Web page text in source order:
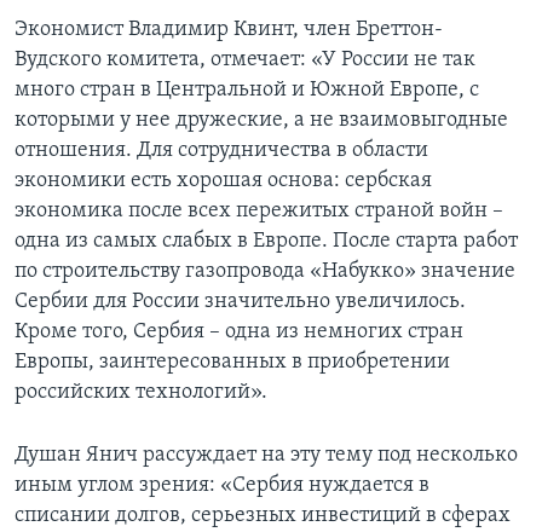
Экономист Владимир Квинт, член Бреттон-
Вудского комитета, отмечает: «У России не так
много стран в Центральной и Южной Европе, с
которыми у нее дружеские, а не взаимовыгодные
отношения. Для сотрудничества в области
экономики есть хорошая основа: сербская
экономика после всех пережитых страной войн –
одна из самых слабых в Европе. После старта работ
по строительству газопровода «Набукко» значение
Сербии для России значительно увеличилось.
Кроме того, Сербия – одна из немногих стран
Европы, заинтересованных в приобретении
российских технологий».
Душан Янич рассуждает на эту тему под несколько
иным углом зрения: «Сербия нуждается в
списании долгов, серьезных инвестиций в сферах